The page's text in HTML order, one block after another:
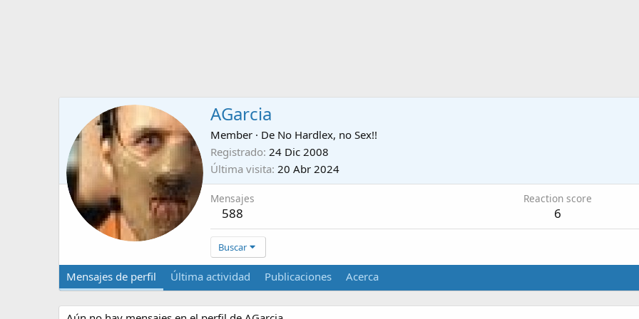
AGarcia
Member · De No Hardlex, no Sex!!
Registrado 24 Dic 2008
Última visita 20 Abr 2024
Mensajes
588
Reaction score
6
Buscar
Mensajes de perfil Última actividad Publicaciones Acerca